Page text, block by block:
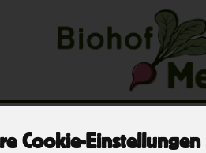
Cookie-
Regionale Partner